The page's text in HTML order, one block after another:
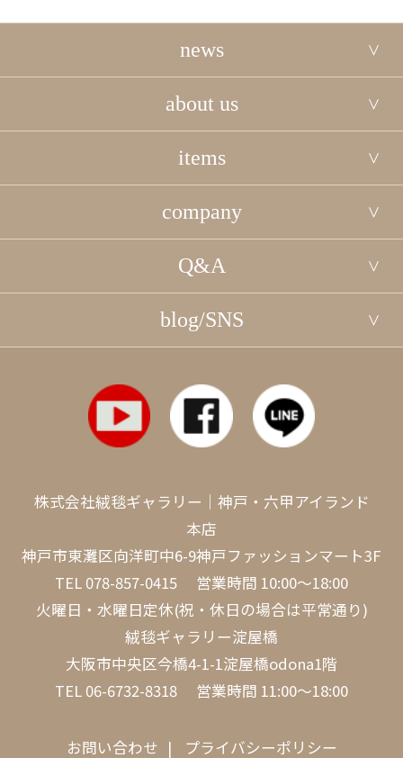
news
about us
items
company
Q&A
blog/SNS
株式会社絨毯ギャラリー｜神戸・六甲アイランド
本店
神戸市東灘区向洋町中6-9神戸ファッションマート3F
TEL 078-857-0415 営業時間 10:00～18:00
火曜日・水曜日定休(祝・休日の場合は平常通り)
絨毯ギャラリー淀屋橋
大阪市中央区今橋4-1-1淀屋橋odona1階
TEL 06-6732-8318 営業時間 11:00～18:00
お問い合わせ プライバシーポリシー